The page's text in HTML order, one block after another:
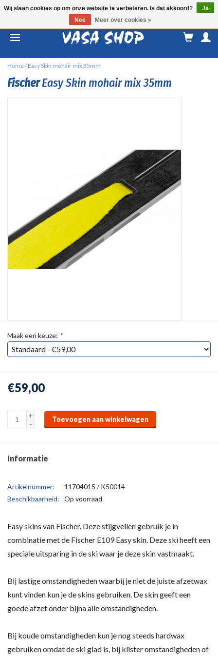
Home/Easy Skin mohair mix 35mm
FischerEasy Skin mohair mix 35mm
Maak een keuze: *
€59,00
+
-
Toevoegen aan winkelwagen
Informatie
Artikelnummer:
11704015 / K50014
Beschikbaarheid:
Op voorraad
Easy skins van Fischer. Deze stijgvellen gebruik je in
combinatie met de Fischer E109 Easy skin. Deze ski heeft een
speciale uitsparing in de ski waar je deze skin vastmaakt.
Bij lastige omstandigheden waarbij je niet de juiste afzetwax
kunt vinden kun je de skins gebruiken. De skin geeft een
goede afzet onder bijna alle omstandigheden.
Bij koude omstandigheden kun je nog steeds hardwax
gebruiken omdat de ski glad is, bij klister omstandigheden of
Wij slaan cookies op om onze website te verbeteren. Is dat akkoord?
Ja
Nee
Meer over cookies »